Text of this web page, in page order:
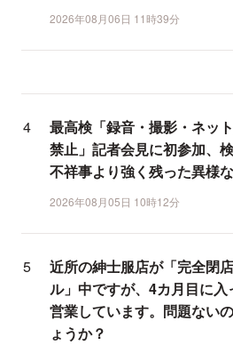
2026年08月06日 11時39分
最高検「録音・撮影・ネッ
禁止」記者会見に初参加、
不祥事より強く残った異様
2026年08月05日 10時12分
近所の紳士服店が「完全閉
ル」中ですが、4カ月目に入
営業しています。問題ない
ょうか？